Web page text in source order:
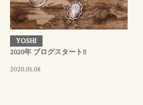
YOSHI
2020年 ブログスタート!!
2020.01.08